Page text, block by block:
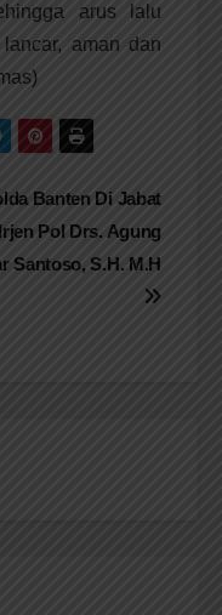
arus lalu
aman dan
Banten Di Jabat
Irjen Pol Drs. Agung
Santoso, S.H. M.H